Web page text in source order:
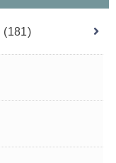
(181)